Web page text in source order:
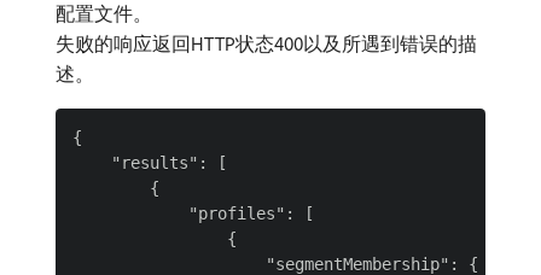
配置文件。
失败的响应返回HTTP状态400以及所遇到错误的描
述。
{
    "results": [
        {
            "profiles": [
                {
                    "segmentMembership": {